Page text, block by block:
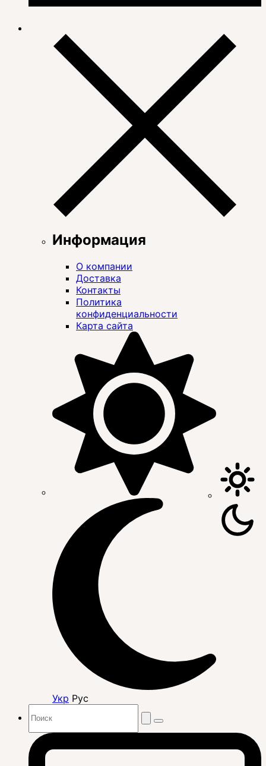
Информация
О компании
Доставка
Контакты
Политика
конфиденциальности
Карта сайта
Укр Рус